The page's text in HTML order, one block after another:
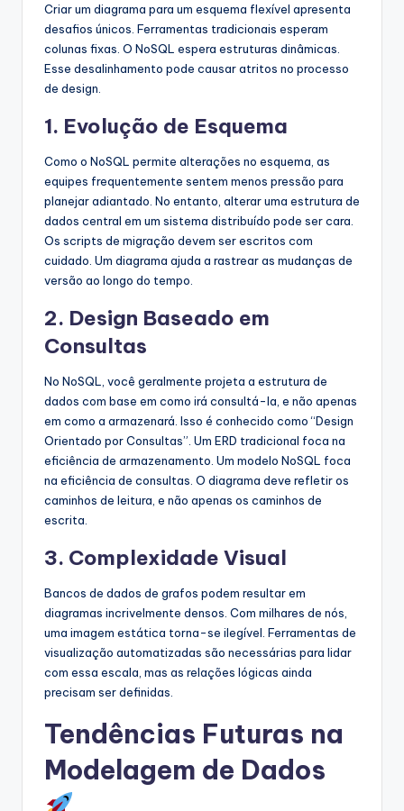
Criar um diagrama para um esquema flexível apresenta
desafios únicos. Ferramentas tradicionais esperam
colunas fixas. O NoSQL espera estruturas dinâmicas.
Esse desalinhamento pode causar atritos no processo
de design.
1. Evolução de Esquema
Como o NoSQL permite alterações no esquema, as
equipes frequentemente sentem menos pressão para
planejar adiantado. No entanto, alterar uma estrutura de
dados central em um sistema distribuído pode ser cara.
Os scripts de migração devem ser escritos com
cuidado. Um diagrama ajuda a rastrear as mudanças de
versão ao longo do tempo.
2. Design Baseado em
Consultas
No NoSQL, você geralmente projeta a estrutura de
dados com base em como irá consultá-la, e não apenas
em como a armazenará. Isso é conhecido como “Design
Orientado por Consultas”. Um ERD tradicional foca na
eficiência de armazenamento. Um modelo NoSQL foca
na eficiência de consultas. O diagrama deve refletir os
caminhos de leitura, e não apenas os caminhos de
escrita.
3. Complexidade Visual
Bancos de dados de grafos podem resultar em
diagramas incrivelmente densos. Com milhares de nós,
uma imagem estática torna-se ilegível. Ferramentas de
visualização automatizadas são necessárias para lidar
com essa escala, mas as relações lógicas ainda
precisam ser definidas.
Tendências Futuras na
Modelagem de Dados